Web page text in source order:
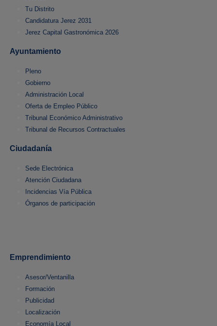
Tu Distrito
Candidatura Jerez 2031
Jerez Capital Gastronómica 2026
Ayuntamiento
Pleno
Gobierno
Administración Local
Oferta de Empleo Público
Tribunal Económico Administrativo
Tribunal de Recursos Contractuales
Ciudadanía
Sede Electrónica
Atención Ciudadana
Incidencias Vía Pública
Órganos de participación
Emprendimiento
Asesor/Ventanilla
Formación
Publicidad
Localización
Economía Local